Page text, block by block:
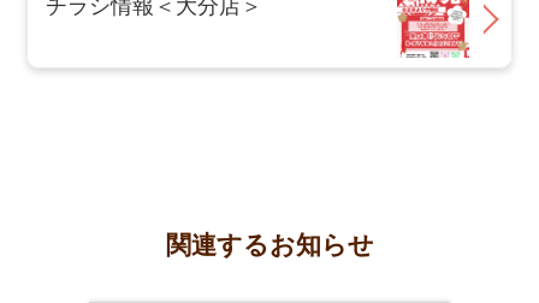
チラシ情報＜大分店＞
関連するお知らせ